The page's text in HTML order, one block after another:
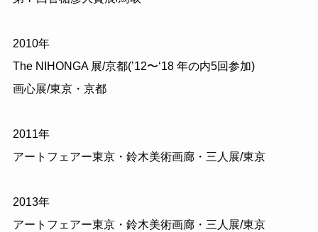
2010年
The NIHONGA 展/京都(ʼ12〜ʻ18 年の内5回参加)
画心展/東京・京都
2011年
アートフェアー東京・鈴木美術画廊・三人展/東京
2013年
アートフェアー東京・鈴木美術画廊・三人展/東京